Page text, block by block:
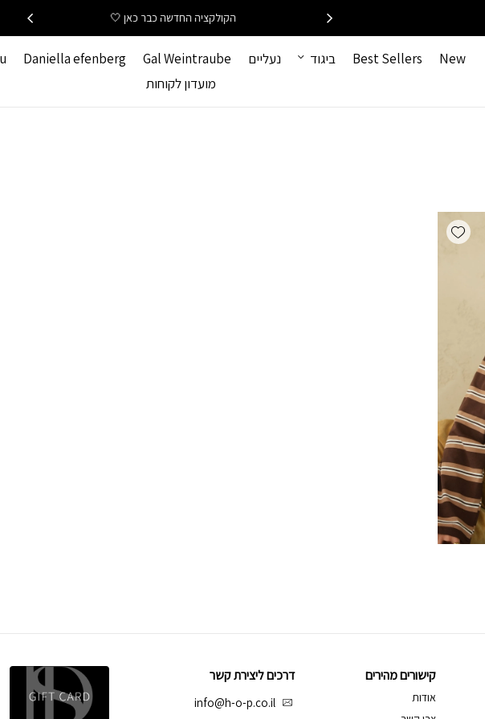
הקולקציה החדשה כבר כאן 🤍
New
Best Sellers ביגוד נעליים Gal Weintraube
Daniella efenberg
מועדון לקוחות
Add wishlist
קישורים מהירים
אודות
דרכים ליצירת קשר
info@h-o-p.co.il